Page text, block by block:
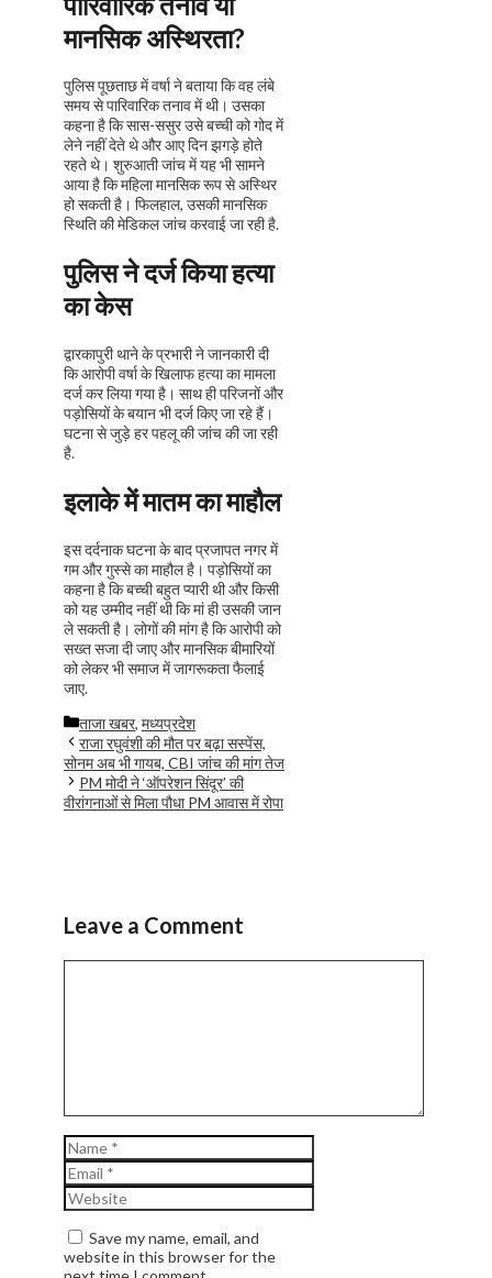
मानसिक अस्थिरता?
पुलिस पूछताछ में वर्षा ने बताया कि वह लंबे
समय से पारिवारिक तनाव में थी। उसका
कहना है कि सास-ससुर उसे बच्ची को गोद में
लेने नहीं देते थे और आए दिन झगड़े होते
रहते थे। शुरुआती जांच में यह भी सामने
आया है कि महिला मानसिक रूप से अस्थिर
हो सकती है। फिलहाल, उसकी मानसिक
स्थिति की मेडिकल जांच करवाई जा रही है.
पुलिस ने दर्ज किया हत्या
का केस
द्वारकापुरी थाने के प्रभारी ने जानकारी दी
कि आरोपी वर्षा के खिलाफ हत्या का मामला
दर्ज कर लिया गया है। साथ ही परिजनों और
पड़ोसियों के बयान भी दर्ज किए जा रहे हैं।
घटना से जुड़े हर पहलू की जांच की जा रही
है.
इलाके में मातम का माहौल
इस दर्दनाक घटना के बाद प्रजापत नगर में
गम और गुस्से का माहौल है। पड़ोसियों का
कहना है कि बच्ची बहुत प्यारी थी और किसी
को यह उम्मीद नहीं थी कि मां ही उसकी जान
ले सकती है। लोगों की मांग है कि आरोपी को
सख्त सजा दी जाए और मानसिक बीमारियों
को लेकर भी समाज में जागरूकता फैलाई
जाए.
Categories
ताजा खबर, मध्यप्रदेश
राजा रघुवंशी की मौत पर बढ़ा सस्पेंस,
सोनम अब भी गायब, CBI जांच की मांग तेज
PM मोदी ने ‘ऑपरेशन सिंदूर’ की
वीरांगनाओं से मिला पौधा PM आवास में रोपा
Leave a Comment
Name
Email
Website
Save my name, email, and
website in this browser for the